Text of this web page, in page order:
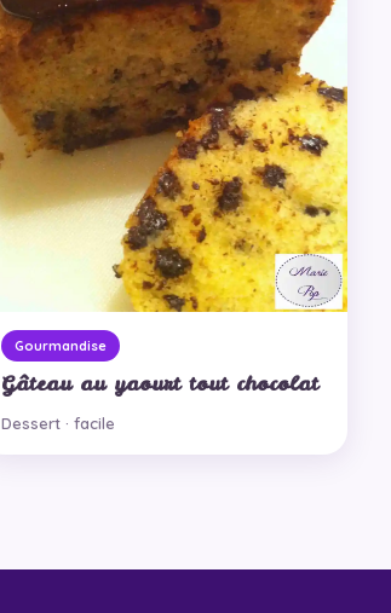
Gourmandise
Gâteau au yaourt tout chocolat
Dessert · facile